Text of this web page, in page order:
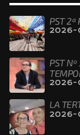
PST 2ª
2026-
PST
2026-
LA
2026-